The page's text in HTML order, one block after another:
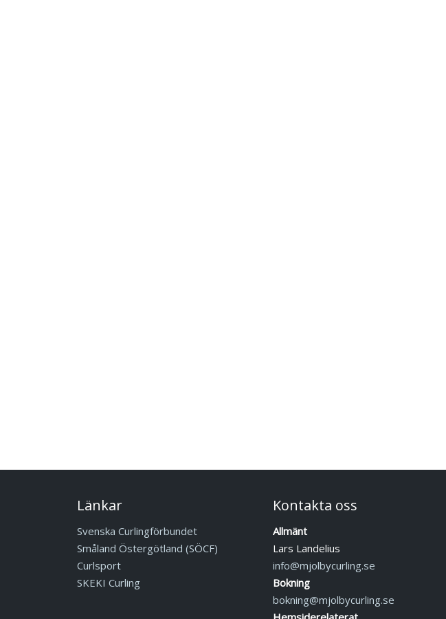
Länkar
Svenska Curlingförbundet
Småland Östergötland (SÖCF)
Curlsport
SKEKI Curling
Kontakta oss
Allmänt
Lars Landelius
info@mjolbycurling.se
Bokning
bokning@mjolbycurling.se